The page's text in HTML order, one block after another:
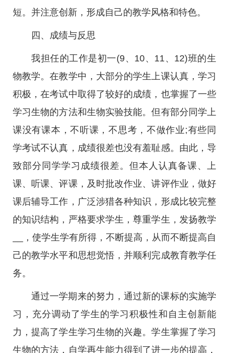
短。并注意创新，形成自己的教学风格和特色。
四、成绩与反思
我担任的工作是初一(9、10、11、12)班的生
物教学。在教学中，大部分的学生上课认真，学习
积极，在考试中取得了较好的成绩，也掌握了一些
学习生物的方法和生物实验技能。但有部分同学上
课没有课本，不听课，不思考，不做作业;有些同
学考试不认真，成绩很差也没有羞耻感。由此，导
致部分同学学习成绩很差。但本人认真备课、上
课、听课、评课，及时批改作业、讲评作业，做好
课后辅导工作，广泛涉猎各种知识，形成比较完整
的知识结构，严格要求学生，尊重学生，发扬教学
__，使学生学有所得，不断提高，从而不断提高自
己的教学水平和思想觉悟，并顺利完成教育教学任
务。
通过一学期来的努力，通过新的课标的实施学
习，充分调动了学生的学习积极性和自主创新能
力，提高了学生学习生物的兴趣。学生掌握了学习
生物的方法，自学再生能力得到了进一步的提高，